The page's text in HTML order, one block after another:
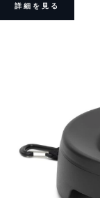
詳細を見る